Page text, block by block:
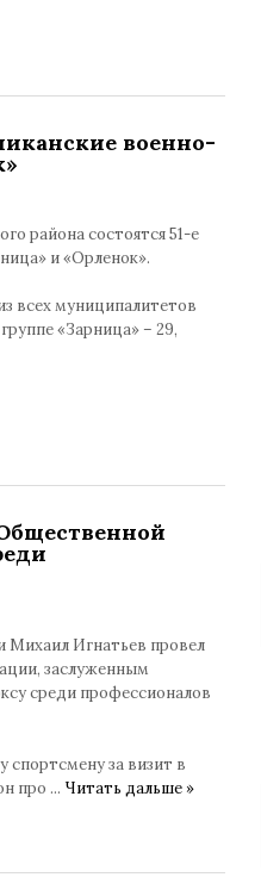
военно-
района состоятся 51-е
и «Орленок».
всех муниципалитетов
«Зарница» – 29,
Михаил Игнатьев провел
заслуженным
среди профессионалов
спортсмену за визит в
про ... Читать дальше »